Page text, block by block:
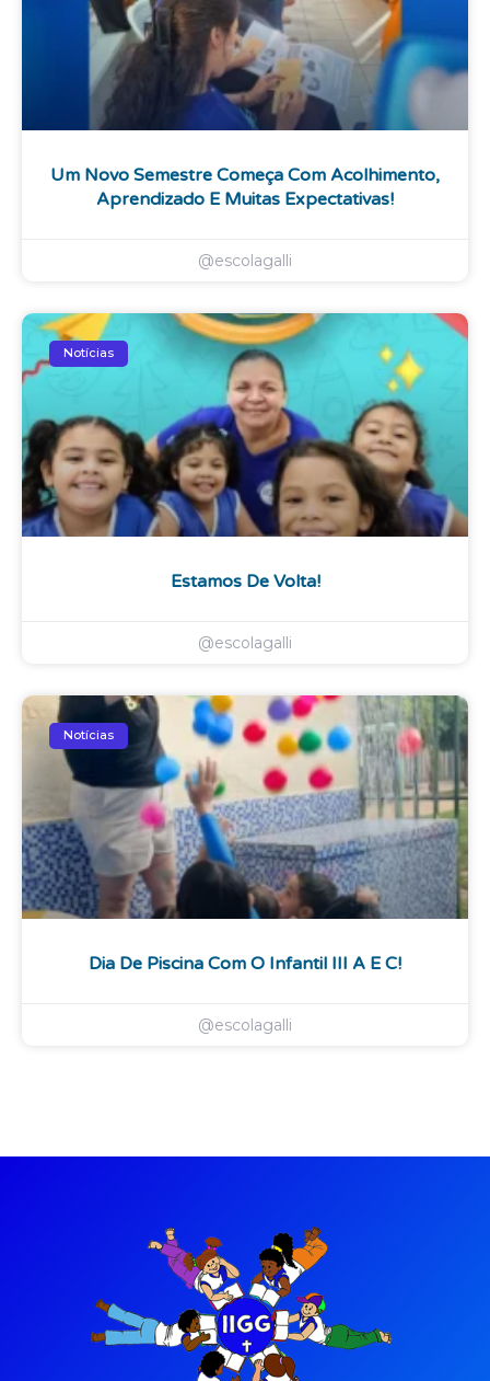
Um Novo Semestre Começa Com Acolhimento,
Aprendizado E Muitas Expectativas!
@escolagalli
Notícias
Estamos De Volta!
@escolagalli
Notícias
Dia De Piscina Com O Infantil III A E C!
@escolagalli